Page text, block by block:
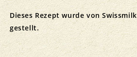
Dieses Rezept wurde vonSwissmilk
gestellt.